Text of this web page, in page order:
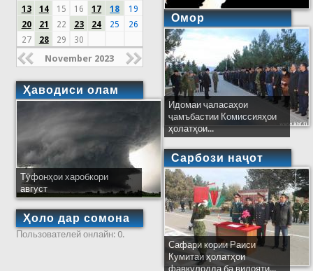
13
14 15 16 17 18
19
20
21 22 23 24 25
26
27
28 29 30
November 2023
Ҳаводиси олам
Тӯфонҳои харобкори
август
Ҳоло дар сомона
Пользователей онлайн: 0.
Омор
Идомаи ҷаласаҳои
ҷамъбастии Комиссияҳои
ҳолатҳои...
Сарбози наҷот
Сафари кории Раиси
Кумитаи ҳолатҳои
фавқулодда ба вилояти...